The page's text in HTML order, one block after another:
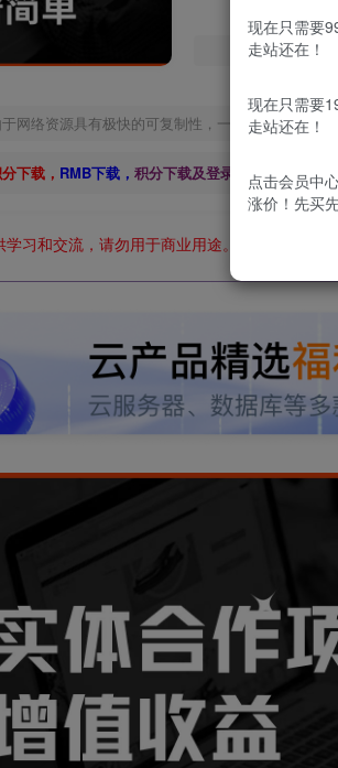
网络资源具有极快的可复制性，一经出售不予退款
下载， RMB下载， 积分下载及登录回复下载，都为
习和交流，请勿用于商业用途。如有侵权、不
现在只需要
走站还在！
现在只需要
走站还在！
点击会员中
涨价！先买